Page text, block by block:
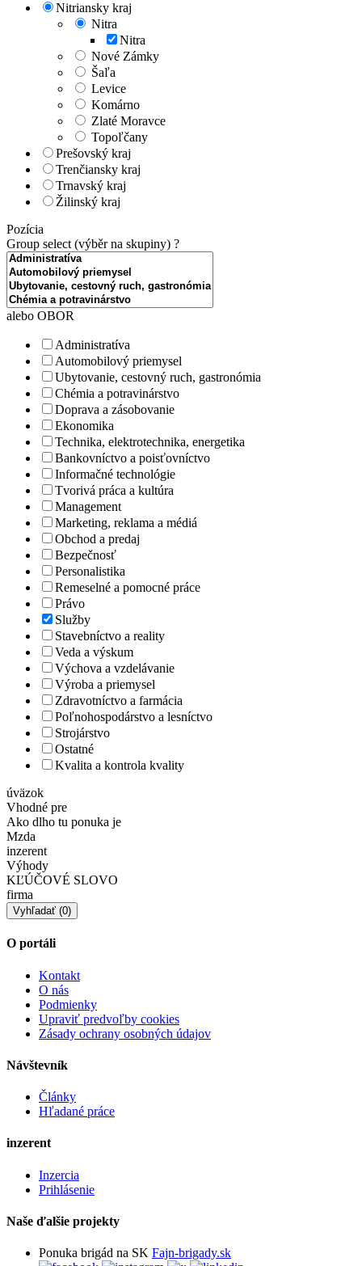
Nitriansky kraj
Nitra
Nitra
Nové Zámky
Šaľa
Levice
Komárno
Zlaté Moravce
Topoľčany
Prešovský kraj
Trenčiansky kraj
Trnavský kraj
Žilinský kraj
Pozícia
Group select (výběr na skupiny) ?
alebo OBOR
Administratíva
Automobilový priemysel
Ubytovanie, cestovný ruch, gastronómia
Chémia a potravinárstvo
Doprava a zásobovanie
Ekonomika
Technika, elektrotechnika, energetika
Bankovníctvo a poisťovníctvo
Informačné technológie
Tvorivá práca a kultúra
Management
Marketing, reklama a médiá
Obchod a predaj
Bezpečnosť
Personalistika
Remeselné a pomocné práce
Právo
Služby
Stavebníctvo a reality
Veda a výskum
Výchova a vzdelávanie
Výroba a priemysel
Zdravotníctvo a farmácia
Poľnohospodárstvo a lesníctvo
Strojárstvo
Ostatné
Kvalita a kontrola kvality
úväzok
Vhodné pre
Ako dlho tu ponuka je
Mzda
inzerent
Výhody
KĽÚČOVÉ SLOVO
firma
O portáli
Kontakt
O nás
Podmienky
Upraviť predvoľby cookies
Zásady ochrany osobných údajov
Návštevník
Články
Hľadané práce
inzerent
Inzercia
Prihlásenie
Naše ďalšie projekty
Ponuka brigád na SK Fajn-brigady.sk